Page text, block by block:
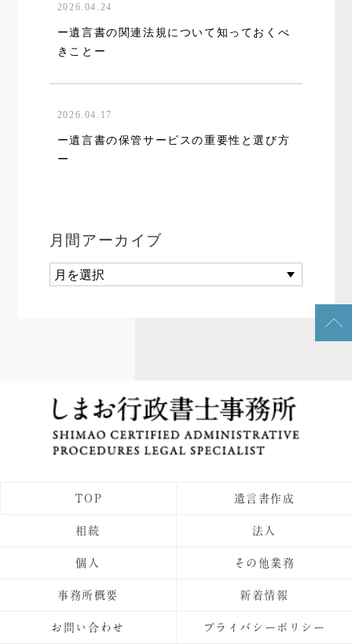
2026.04.24
ー遺言書の関連法規について知っておくべ
きことー
2026.04.17
ー遺言書の保管サービスの重要性と選び方
ー
月間アーカイブ
TOP 遺言書作成
相続 法人
個人 その他業務
事務所概要 新着情報
お問い合わせ プライバシーポリシー